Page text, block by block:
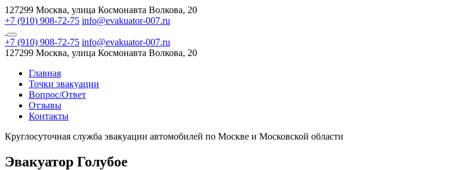
127299 Москва, улица Космонавта Волкова, 20
+7 (910) 908-72-75 info@evakuator-007.ru
+7 (910) 908-72-75 info@evakuator-007.ru
127299 Москва, улица Космонавта Волкова, 20
Главная
Точки эвакуации
Вопрос/Ответ
Отзывы
Контакты
Круглосуточная служба эвакуации автомобилей по Москве и Московской области
Эвакуатор Голубое